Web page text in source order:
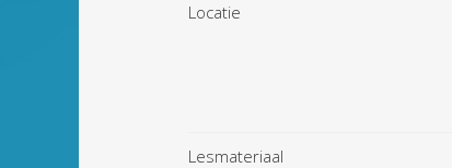
Locatie
Lesmateriaal